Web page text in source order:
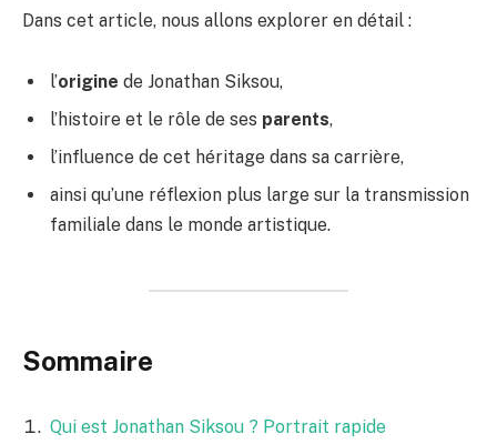
Dans cet article, nous allons explorer en détail :
l’origine de Jonathan Siksou,
l’histoire et le rôle de ses parents,
l’influence de cet héritage dans sa carrière,
ainsi qu’une réflexion plus large sur la transmission
familiale dans le monde artistique.
Sommaire
Qui est Jonathan Siksou ? Portrait rapide